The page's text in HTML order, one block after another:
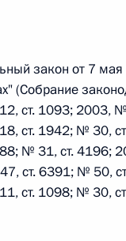
в статьи 85 и 102
Федерации
от
закон от 7
(Собрание
ст. 1093; 2003,
ст. 1942; № 30,
№ 31, ст. 4196;
ст. 6391; № 50,
ст. 1098; № 30,